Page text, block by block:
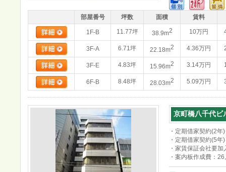
部屋番号 坪数 面積 賃料
1F-B 11.77坪 38.9m2 10万円
3F-A 6.71坪 22.18m2 4.36万円
3F-E 4.83坪 15.96m2 3.14万円
6F-B 8.48坪 28.03m2 5.09万円
京町橋八千代ビ
・定期借家契約(2
・定期借家契約(5
・家賃保証会社要
・案内板作成費：